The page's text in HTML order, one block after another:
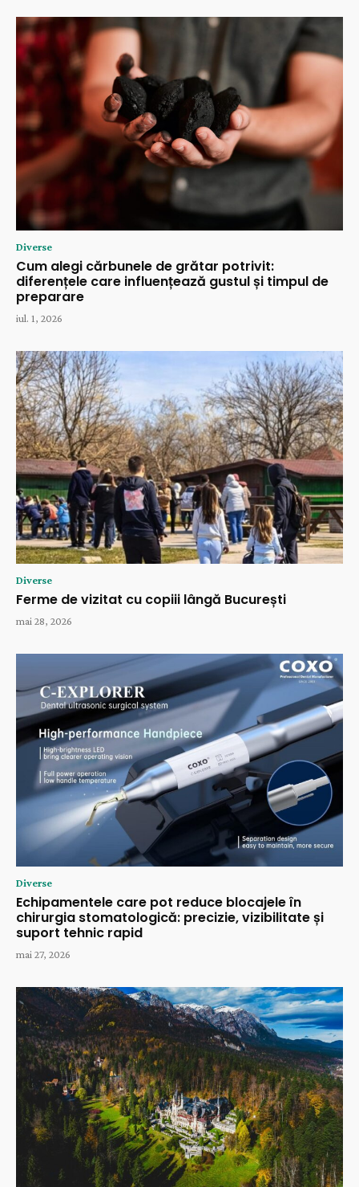
Diverse
Cum alegi cărbunele de grătar potrivit:
diferențele care influențează gustul și timpul de
preparare
iul. 1, 2026
Diverse
Ferme de vizitat cu copiii lângă București
mai 28, 2026
Diverse
Echipamentele care pot reduce blocajele în
chirurgia stomatologică: precizie, vizibilitate și
suport tehnic rapid
mai 27, 2026